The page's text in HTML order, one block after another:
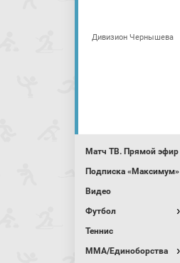
Дивизион Чернышева
Матч ТВ. Прямой эфир
Подписка «Максимум»
Видео
Футбол
Теннис
MMA/Единоборства